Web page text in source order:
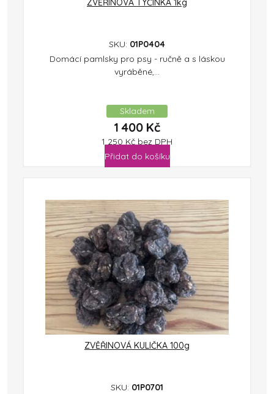
ZVĚŘINOVÁ TYČINKA 1kg
SKU: 01P0404
Domácí pamlsky pro psy - ručně a s láskou
vyráběné,...
Skladem
1 400 Kč
1 250 Kč bez DPH
Přidat do košíku
ZVĚŘINOVÁ KULIČKA 100g
SKU: 01P0701